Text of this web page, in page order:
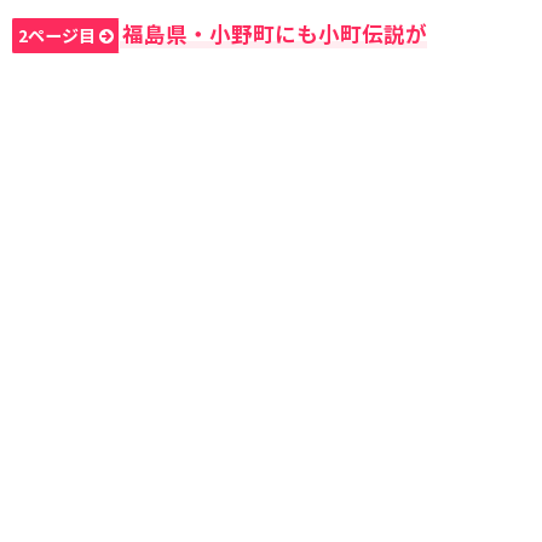
2ページ目 福島県・小野町にも小町伝説が